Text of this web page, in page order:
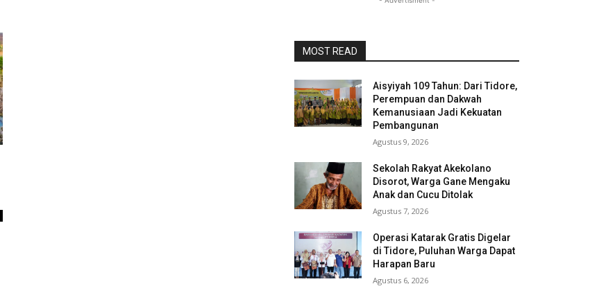
MOST READ
Aisyiyah 109 Tahun: Dari Tidore,
Perempuan dan Dakwah
Kemanusiaan Jadi Kekuatan
Pembangunan
Agustus 9, 2026
Sekolah Rakyat Akekolano
Disorot, Warga Gane Mengaku
Anak dan Cucu Ditolak
Agustus 7, 2026
Operasi Katarak Gratis Digelar
di Tidore, Puluhan Warga Dapat
Harapan Baru
Agustus 6, 2026